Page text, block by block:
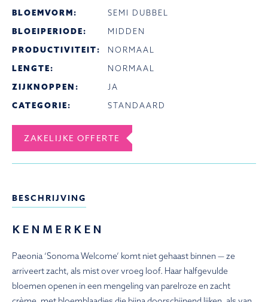
BLOEMVORM:
SEMI DUBBEL
BLOEIPERIODE:
MIDDEN
PRODUCTIVITEIT:
NORMAAL
LENGTE:
NORMAAL
ZIJKNOPPEN:
JA
CATEGORIE:
STANDAARD
ZAKELIJKE OFFERTE
BESCHRIJVING
KENMERKEN
Paeonia ‘Sonoma Welcome’ komt niet gehaast binnen — ze
arriveert zacht, als mist over vroeg loof. Haar halfgevulde
bloemen openen in een mengeling van parelroze en zacht